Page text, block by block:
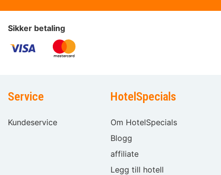
Sikker betaling
Service
Kundeservice
HotelSpecials
Om HotelSpecials
Blogg
affiliate
Legg till hotell